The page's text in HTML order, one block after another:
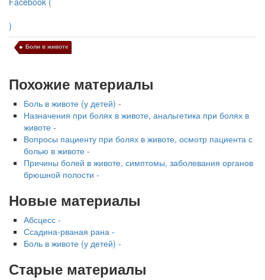
)
Боли в животе
Похожие материалы
Боль в животе (у детей) -
Назначения при болях в животе, анальгетика при болях в
животе -
Вопросы пациенту при болях в животе, осмотр пациента с
болью в животе -
Причины болей в животе, симптомы, заболевания органов
брюшной полости -
Новые материалы
Абсцесс -
Ссадина-рваная рана -
Боль в животе (у детей) -
Старые материалы